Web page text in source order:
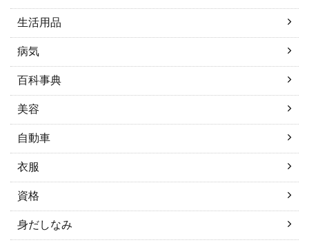
生活用品
病気
百科事典
美容
自動車
衣服
資格
身だしなみ